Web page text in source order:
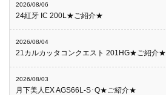
2026/08/06
24紅牙 IC 200L★ご紹介★
2026/08/04
21カルカッタコンクエスト 201HG★ご紹介★
2026/08/03
月下美人EX AGS66L-S･Q★ご紹介★